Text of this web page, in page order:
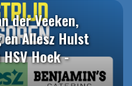
der Veeken,
Allesz Hulst
Hoek -